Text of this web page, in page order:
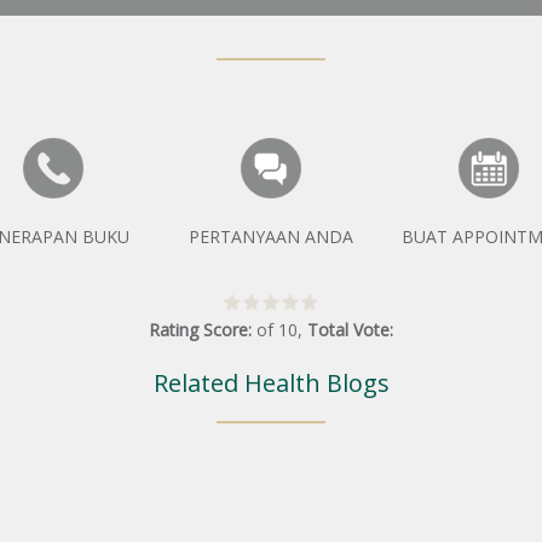
BUKU PERTANYAAN ANDA BUAT
Rating Score: of 10, Total Vote:
Related Health Blogs